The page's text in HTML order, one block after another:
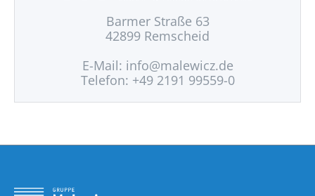
Barmer Straße 63
42899 Remscheid
E-Mail: info@malewicz.de
Telefon: +49 2191 99559-0